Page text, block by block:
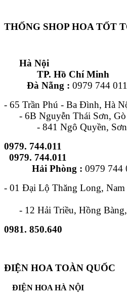
THỐNG SHOP HOA TỐT
Hà
TP. Hồ
Đà Nẵng : 0979 744 011
- 65 Trần Phú -
- 6B Nguyễn Thái
- 841 Ngô Quyền, Sơn
0979. 744.011
0979. 744.011
Hải Phòng : 0979 744
- 01 Đại Lộ Thăng Long,
- 12 Hải Triều, Hồng Bàng,
0981. 850.640
ĐIỆN HOA TOÀN QUỐC
ĐIỆN HOA HÀ NỘI